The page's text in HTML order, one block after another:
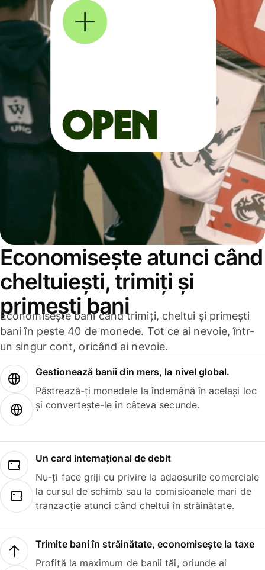
Economisește atunci când
cheltuiești, trimiți și
primești bani
Economisește bani când trimiți, cheltui și primești
bani în peste 40 de monede. Tot ce ai nevoie, într-
un singur cont, oricând ai nevoie.
Gestionează banii din mers, la nivel global.
Păstrează-ți monedele la îndemână în același loc
și convertește-le în câteva secunde.
Un card internațional de debit
Nu-ți face griji cu privire la adaosurile comerciale
la cursul de schimb sau la comisioanele mari de
tranzacție atunci când cheltui în străinătate.
Trimite bani în străinătate, economisește la taxe
Profită la maximum de banii tăi, oriunde ai